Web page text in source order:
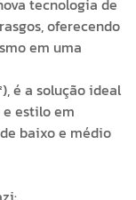
tecnologia de
oferecendo
em uma
é a solução ideal
estilo em
baixo e médio